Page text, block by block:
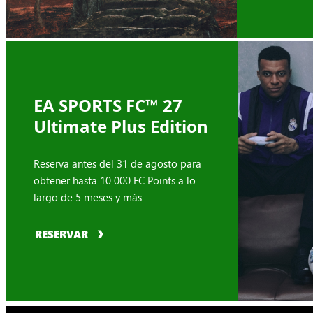
EA SPORTS FC™ 27
Ultimate Plus Edition
Reserva antes del 31 de agosto para
obtener hasta 10 000 FC Points a lo
largo de 5 meses y más
RESERVAR